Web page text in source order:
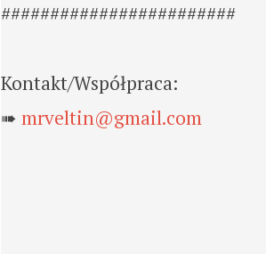
########################
Kontakt/Współpraca:
➠ mrveltin@gmail.com